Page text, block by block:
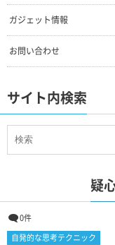
ガジェット情報
お問い合わせ
サイト内検索
疑
0件
自発的な思考テクニック